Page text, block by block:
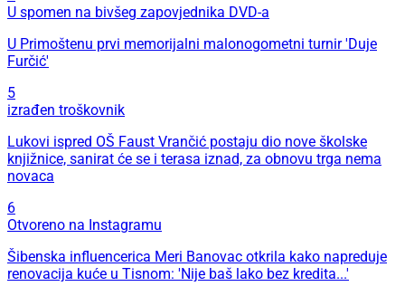
U spomen na bivšeg zapovjednika DVD-a
U Primoštenu prvi memorijalni malonogometni turnir 'Duje
Furčić'
5
izrađen troškovnik
Lukovi ispred OŠ Faust Vrančić postaju dio nove školske
knjižnice, sanirat će se i terasa iznad, za obnovu trga nema
novaca
6
Otvoreno na Instagramu
Šibenska influencerica Meri Banovac otkrila kako napreduje
renovacija kuće u Tisnom: 'Nije baš lako bez kredita...'